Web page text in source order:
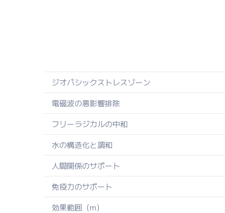
ジオパシックストレスゾーン
電磁波の悪影響排除
フリーラジカルの中和
水の構造化と調和
人間関係のサポート
免疫力のサポート
効果範囲（m）